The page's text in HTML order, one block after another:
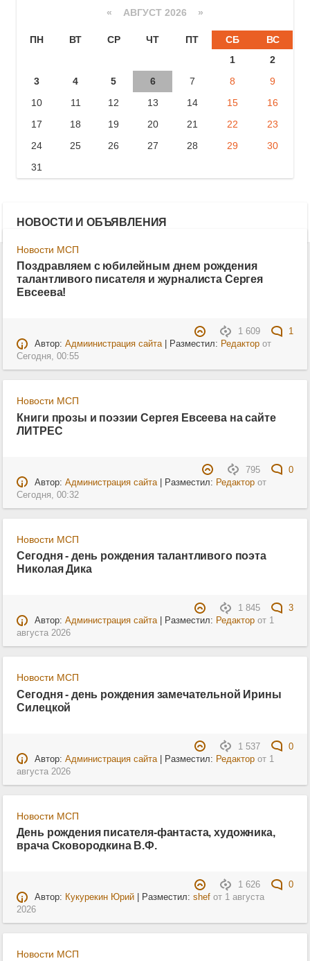
« АВГУСТ 2026 »
ПН ВТ СР ЧТ ПТ СБ
ВС
1
2
3
4 5 6 7 8
9
10
11 12 13 14 15
16
17
18 19 20 21 22
23
24
25 26 27 28 29
30
31
НОВОСТИ И ОБЪЯВЛЕНИЯ
Новости МСП
Поздравляем с юбилейным днем рождения
талантливого писателя и журналиста Сергея
Евсеева!
1 609
1
Автор: Адмиинистрация сайта| Разместил: Редакторот
Сегодня, 00:55
Новости МСП
Книги прозы и поэзии Сергея Евсеева на сайте
ЛИТРЕС
795
0
Автор: Администрация сайта| Разместил: Редакторот
Сегодня, 00:32
Новости МСП
Сегодня - день рождения талантливого поэта
Николая Дика
1 845
3
Автор: Администрация сайта| Разместил: Редакторот 1
августа 2026
Новости МСП
Сегодня - день рождения замечательной Ирины
Силецкой
1 537
0
Автор: Администрация сайта| Разместил: Редакторот 1
августа 2026
Новости МСП
День рождения писателя-фантаста, художника,
врача Сковородкина В.Ф.
1 626
0
Автор: Кукурекин Юрий| Разместил: shefот 1 августа
2026
Новости МСП